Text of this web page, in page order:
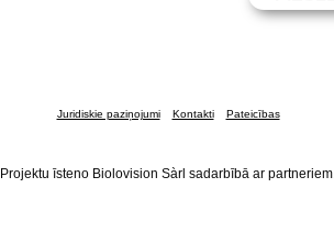
Juridiskie paziņojumi Kontakti Pateicības
Projektu īsteno Biolovision Sàrl sadarbībā ar partneriem.